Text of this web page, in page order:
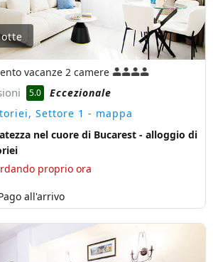
vacanze 2 camere
5.0
Eccezionale
Settore 1 - mappa
nel cuore di Bucarest - alloggio di
proprio ora
all'arrivo